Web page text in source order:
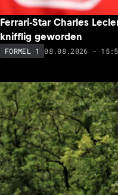
Ferrari-Star Charles
knifflig geworden
FORMEL 1 08.08.2026 -